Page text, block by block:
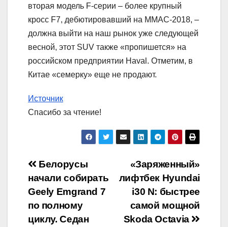
вторая модель F-серии – более крупный
кросс F7, дебютировавший на ММАС-2018, –
должна выйти на наш рынок уже следующей
весной, этот SUV также «пропишется» на
российском предприятии Haval. Отметим, в
Китае «семерку» еще не продают.
Источник
Спасибо за чтение!
Навигация
по
записям
«Заряженный»
лифтбек Hyundai
i30 N: быстрее
самой мощной
Skoda Octavia
Белорусы
начали собирать
Geely Emgrand 7
по полному
циклу. Седан